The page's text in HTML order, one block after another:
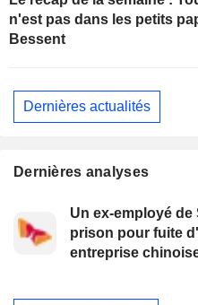
n'est pas dans les petits
Bessent
Dernières actualités
Dernières analyses
Un ex-employé
prison pour fuite
entreprise